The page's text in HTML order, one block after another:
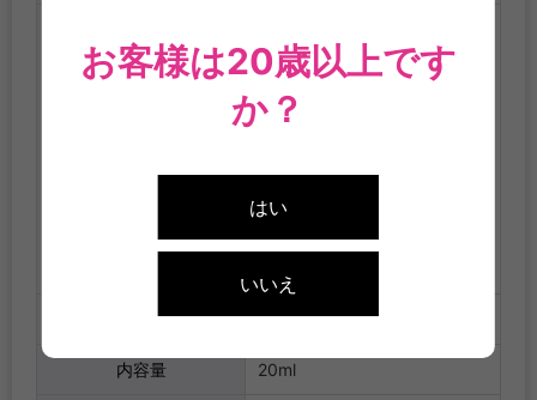
お客様は20歳以上です
か？
はい
いいえ
造）、チョコドリンク（砂
パウダー、クリーム、脱脂粉
製品／調味料（アミノ酸）、
増粘多糖類、ｐH調整剤、香
料、甘味料（スクラロース）*
アルコール分 15度
内容量 20ml